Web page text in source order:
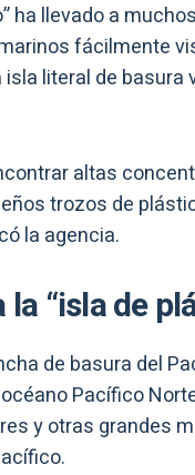
ha llevado a
fácilmente
literal de
altas
trozos de
la agencia.
“isla de
de basura del
Pacífico
y otras grandes